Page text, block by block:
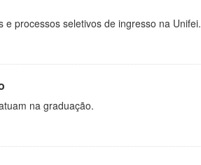
e processos seletivos de ingresso na Unifei.
na graduação.